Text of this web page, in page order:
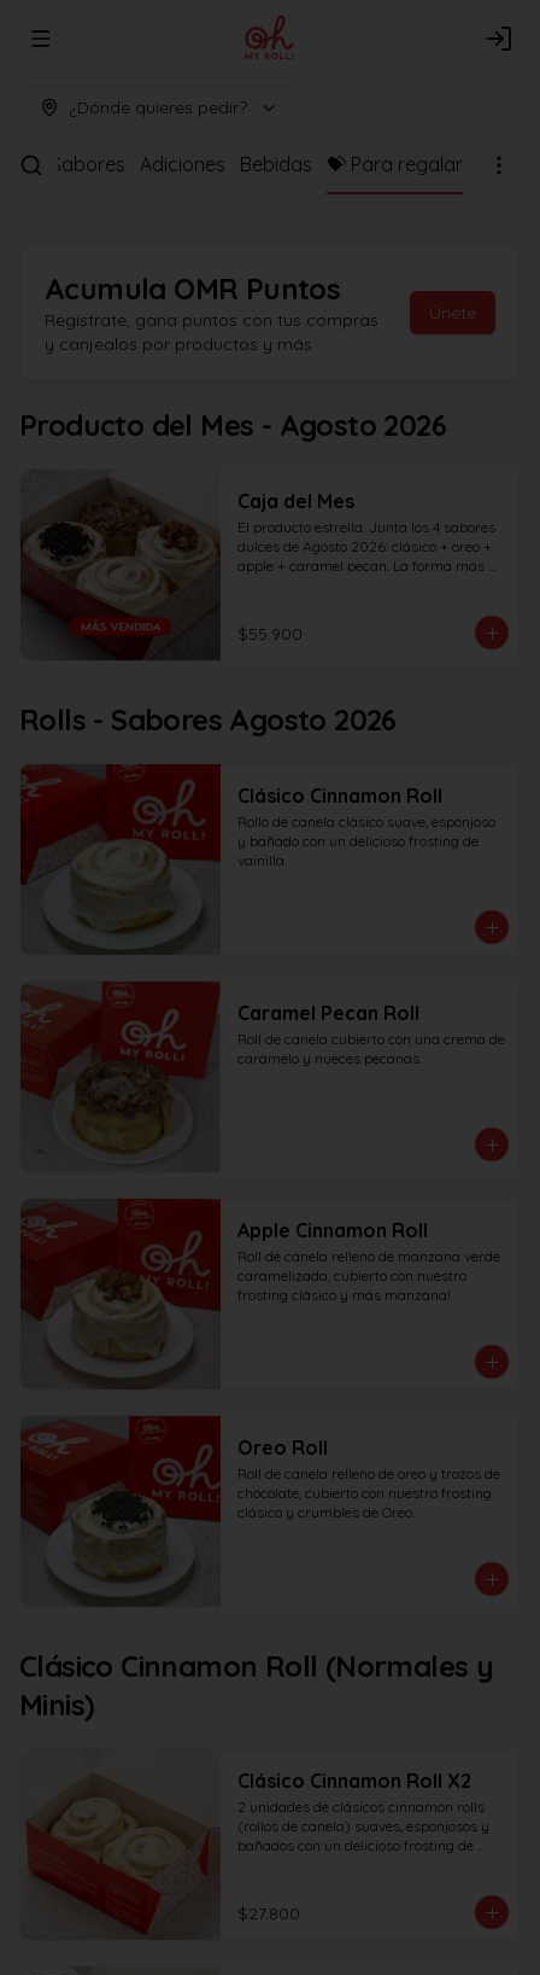
Abrir menu de navegación Login
¿Dónde quieres pedir?
de Sabores Adiciones Bebidas 💝 Para regalar
Acumula OMR Puntos
Regístrate, gana puntos con tus compras
y canjealos por productos y más
Únete
Producto del Mes - Agosto 2026
Caja del Mes
El producto estrella. Junta los 4 sabores
dulces de Agosto 2026: clásico + oreo +
apple + caramel pecan. La forma más
vayan!
$55.900
Rolls - Sabores Agosto 2026
Clásico Cinnamon Roll
Rollo de canela clásico suave, esponjoso
y bañado con un delicioso frosting de
vainilla.
Caramel Pecan Roll
Roll de canela cubierto con una crema de
caramelo y nueces pecanas.
Apple Cinnamon Roll
Roll de canela relleno de manzana verde
caramelizada, cubierto con nuestro
frosting clásico y más manzana!
Oreo Roll
Roll de canela relleno de oreo y trozos de
chocolate, cubierto con nuestro frosting
clásico y crumbles de Oreo.
Clásico Cinnamon Roll (Normales y
Minis)
Clásico Cinnamon Roll X2
2 unidades de clásicos cinnamon rolls
(rollos de canela) suaves, esponjosos y
bañados con un delicioso frosting de
$27.800